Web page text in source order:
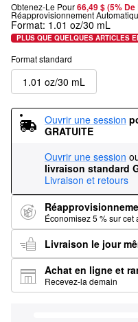
Obtenez-Le Pour66,49 $ (5%
Réapprovisionnement
Format: 1.01 oz/30 mL
PLUS QUE QUELQUES ARTICLES
Format standard
1.01 oz/30 mL
Ouvrir une session
GRATUITE
Ouvrir une session
livraison standard
Livraison et retours
Économisez 5 % sur cet
Livraison le jour
Achat en ligne et
Recevez-la demain